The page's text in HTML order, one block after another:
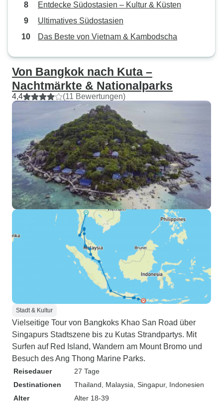
Entdecke Südostasien – Kultur & Küsten
Ultimatives Südostasien
Das Beste von Vietnam & Kambodscha
Von Bangkok nach Kuta –
Nachtmärkte & Nationalparks
4,4 (11 Bewertungen)
Stadt & Kultur
Vielseitige Tour von Bangkoks Khao San Road über
Singapurs Stadtszene bis zu Kutas Strandpartys. Mit
Surfen auf Red Island, Wandern am Mount Bromo und
Besuch des Ang Thong Marine Parks.
Reisedauer
27 Tage
Destinationen
Thailand , Malaysia , Singapur, Indonesien
Alter
Alter 18-39